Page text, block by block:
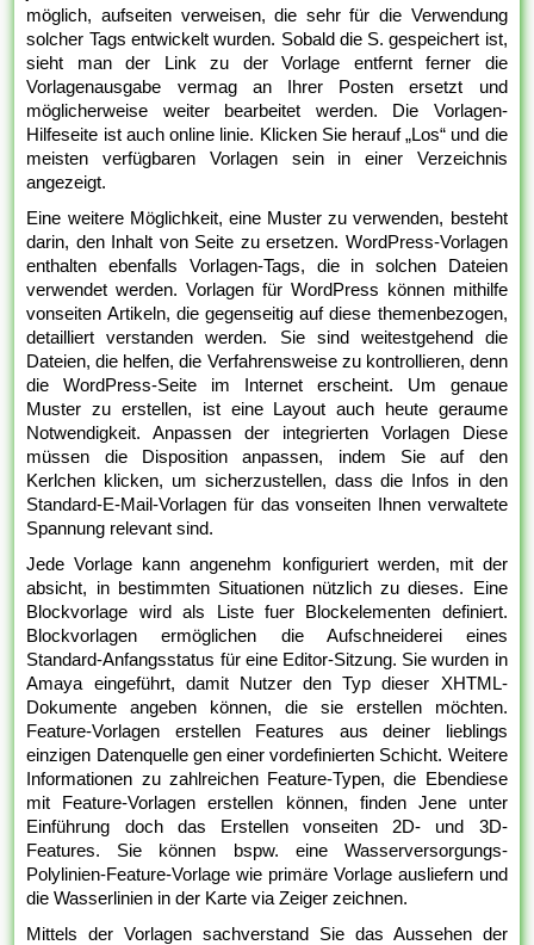
möglich, aufseiten verweisen, die sehr für die Verwendung
solcher Tags entwickelt wurden. Sobald die S. gespeichert ist,
sieht man der Link zu der Vorlage entfernt ferner die
Vorlagenausgabe vermag an Ihrer Posten ersetzt und
möglicherweise weiter bearbeitet werden. Die Vorlagen-
Hilfeseite ist auch online linie. Klicken Sie herauf „Los“ und die
meisten verfügbaren Vorlagen sein in einer Verzeichnis
angezeigt.
Eine weitere Möglichkeit, eine Muster zu verwenden, besteht
darin, den Inhalt von Seite zu ersetzen. WordPress-Vorlagen
enthalten ebenfalls Vorlagen-Tags, die in solchen Dateien
verwendet werden. Vorlagen für WordPress können mithilfe
vonseiten Artikeln, die gegenseitig auf diese themenbezogen,
detailliert verstanden werden. Sie sind weitestgehend die
Dateien, die helfen, die Verfahrensweise zu kontrollieren, denn
die WordPress-Seite im Internet erscheint. Um genaue
Muster zu erstellen, ist eine Layout auch heute geraume
Notwendigkeit. Anpassen der integrierten Vorlagen Diese
müssen die Disposition anpassen, indem Sie auf den
Kerlchen klicken, um sicherzustellen, dass die Infos in den
Standard-E-Mail-Vorlagen für das vonseiten Ihnen verwaltete
Spannung relevant sind.
Jede Vorlage kann angenehm konfiguriert werden, mit der
absicht, in bestimmten Situationen nützlich zu dieses. Eine
Blockvorlage wird als Liste fuer Blockelementen definiert.
Blockvorlagen ermöglichen die Aufschneiderei eines
Standard-Anfangsstatus für eine Editor-Sitzung. Sie wurden in
Amaya eingeführt, damit Nutzer den Typ dieser XHTML-
Dokumente angeben können, die sie erstellen möchten.
Feature-Vorlagen erstellen Features aus deiner lieblings
einzigen Datenquelle gen einer vordefinierten Schicht. Weitere
Informationen zu zahlreichen Feature-Typen, die Ebendiese
mit Feature-Vorlagen erstellen können, finden Jene unter
Einführung doch das Erstellen vonseiten 2D- und 3D-
Features. Sie können bspw. eine Wasserversorgungs-
Polylinien-Feature-Vorlage wie primäre Vorlage ausliefern und
die Wasserlinien in der Karte via Zeiger zeichnen.
Mittels der Vorlagen sachverstand Sie das Aussehen der